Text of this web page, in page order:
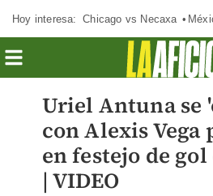
Hoy interesa: Chicago vs Necaxa
Uriel Antuna se
con Alexis Vega
en festejo de
| VIDEO